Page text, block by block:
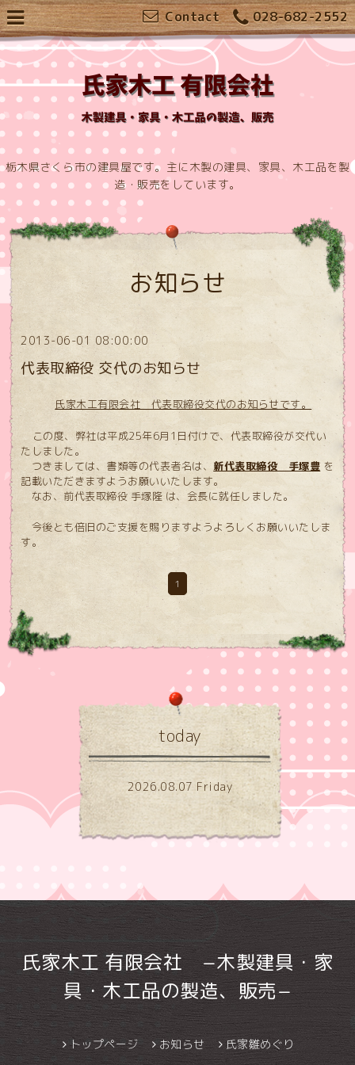
028-682-2552
Contact
栃木県さくら市の建具屋です。主に木製の建具、家具、木工品を製
造・販売をしています。
お知らせ
2013-06-01 08:00:00
代表取締役 交代のお知らせ
氏家木工有限会社 代表取締役交代のお知らせです。
この度、弊社は平成25年6月1日付けで、代表取締役が交代い
たしました。
つきましては、書類等の代表者名は、 新代表取締役 手塚豊を
記載いただきますようお願いいたします。
なお、前代表取締役 手塚隆 は、会長に就任しました。
今後とも倍旧のご支援を賜りますようよろしくお願いいたしま
す。
1
today
2026.08.07 Friday
氏家木工 有限会社 −木製建具・家
具・木工品の製造、販売−
トップページ お知らせ 氏家雛めぐり